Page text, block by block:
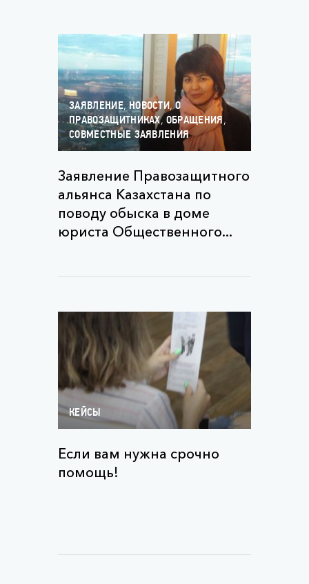
ЗАЯВЛЕНИЕ,НОВОСТИ,О
ПРАВОЗАЩИТНИКАХ, ОБРАЩЕНИЯ,
СОВМЕСТНЫЕ ЗАЯВЛЕНИЯ
Заявление Правозащитного
альянса Казахстана по
поводу обыска в доме
юриста Общественного...
КЕЙСЫ
Если вам нужна срочно
помощь!